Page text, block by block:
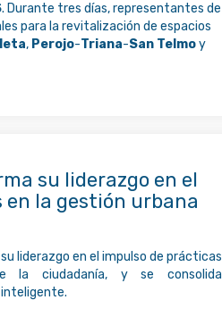
. Durante tres días, representantes de
para la revitalización de espacios
, Perojo-Triana-San Telmoy
su liderazgo en el
la gestión urbana
liderazgo en el impulso de prácticas
la ciudadanía, y se consolida